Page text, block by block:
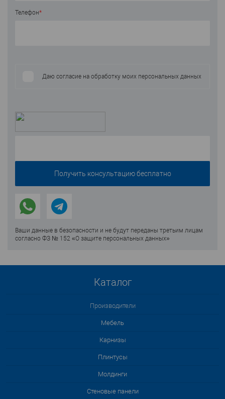
Телефон*
Даю согласие на обработку моих персональных данных
Ваши данные в безопасности и не будут переданы третьим лицам
согласно ФЗ № 152 «О защите персональных данных»
Каталог
Производители
Мебель
Карнизы
Плинтусы
Молдинги
Стеновые панели